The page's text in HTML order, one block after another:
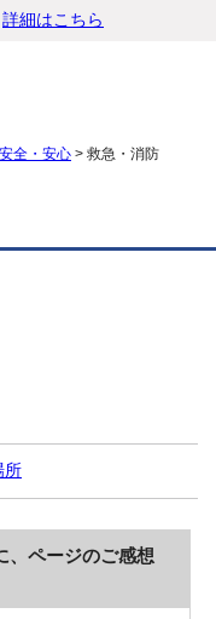
詳細はこちら
安全・安心 > 救急・消防
所
、ページのご感想